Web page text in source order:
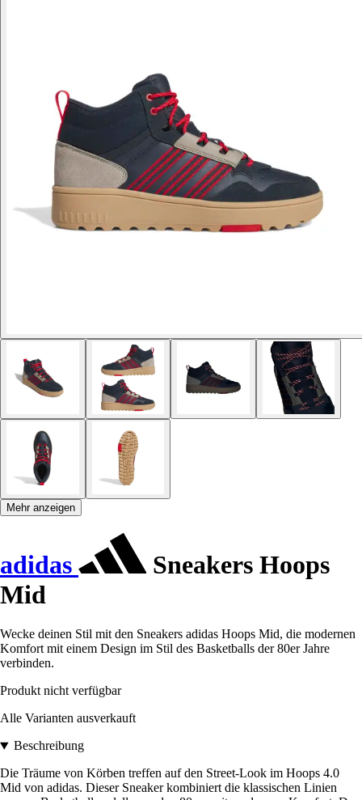
Mehr anzeigen
adidas
Sneakers Hoops
Mid
Wecke deinen Stil mit den Sneakers adidas Hoops Mid, die modernen
Komfort mit einem Design im Stil des Basketballs der 80er Jahre
verbinden.
Produkt nicht verfügbar
Alle Varianten ausverkauft
Beschreibung
Die Träume von Körben treffen auf den Street-Look im Hoops 4.0
Mid von adidas. Dieser Sneaker kombiniert die klassischen Linien